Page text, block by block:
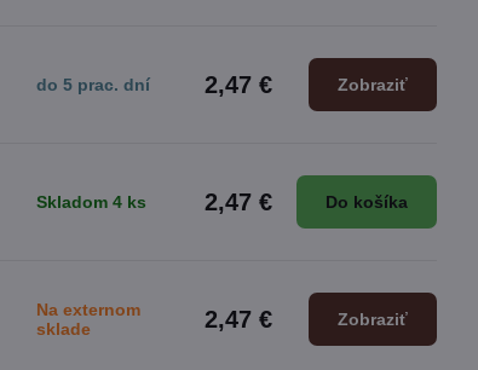
do 5 prac. dní 2,47 € Zobraziť
Skladom 4 ks 2,47 € Do košíka
Na externom
sklade
2,47 € Zobraziť